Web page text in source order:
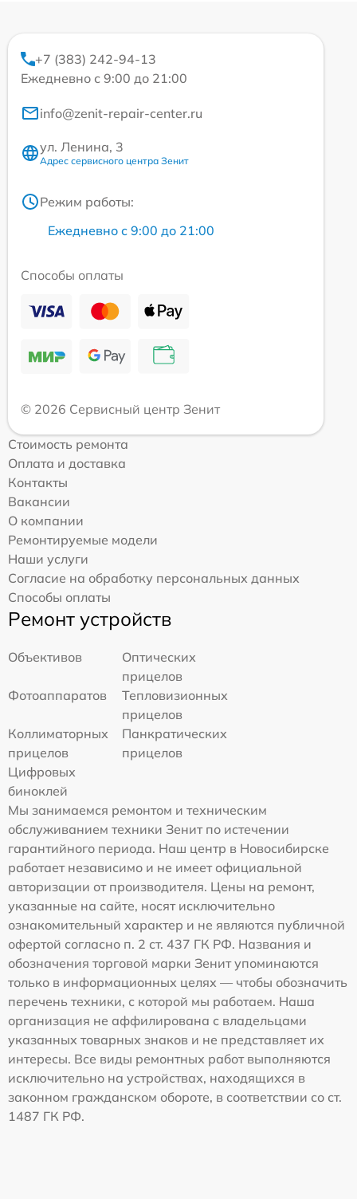
+7 (383) 242-94-13
Ежедневно с 9:00 до 21:00
info@zenit-repair-center.ru
ул. Ленина, 3
Адрес сервисного центра Зенит
Режим работы:
Ежедневно с 9:00 до 21:00
Способы оплаты
© 2026 Сервисный центр Зенит
Стоимость ремонта
Оплата и доставка
Контакты
Вакансии
О компании
Ремонтируемые модели
Наши услуги
Согласие на обработку персональных данных
Способы оплаты
Ремонт устройств
Объективов
Оптических
прицелов
Фотоаппаратов
Тепловизионных
прицелов
Коллиматорных
прицелов
Панкратических
прицелов
Цифровых
биноклей
Мы занимаемся ремонтом и техническим
обслуживанием техники Зенит по истечении
гарантийного периода. Наш центр в Новосибирске
работает независимо и не имеет официальной
авторизации от производителя. Цены на ремонт,
указанные на сайте, носят исключительно
ознакомительный характер и не являются публичной
офертой согласно п. 2 ст. 437 ГК РФ. Названия и
обозначения торговой марки Зенит упоминаются
только в информационных целях — чтобы обозначить
перечень техники, с которой мы работаем. Наша
организация не аффилирована с владельцами
указанных товарных знаков и не представляет их
интересы. Все виды ремонтных работ выполняются
исключительно на устройствах, находящихся в
законном гражданском обороте, в соответствии со ст.
1487 ГК РФ.